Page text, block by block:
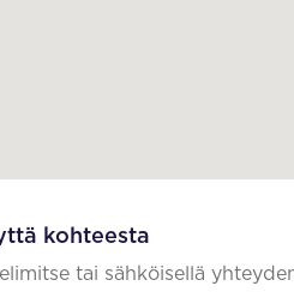
kohteesta
tai sähköisellä